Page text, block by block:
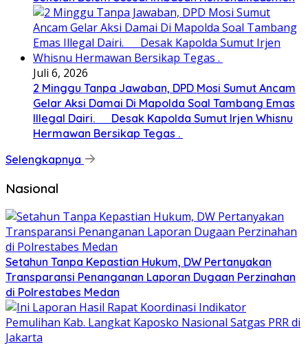
Juli 6, 2026
2 Minggu Tanpa Jawaban, DPD Mosi Sumut Ancam
Gelar Aksi Damai Di Mapolda Soal Tambang Emas
Illegal Dairi. Desak Kapolda Sumut Irjen Whisnu
Hermawan Bersikap Tegas .
Selengkapnya
Nasional
Setahun Tanpa Kepastian Hukum, DW Pertanyakan
Transparansi Penanganan Laporan Dugaan Perzinahan
di Polrestabes Medan